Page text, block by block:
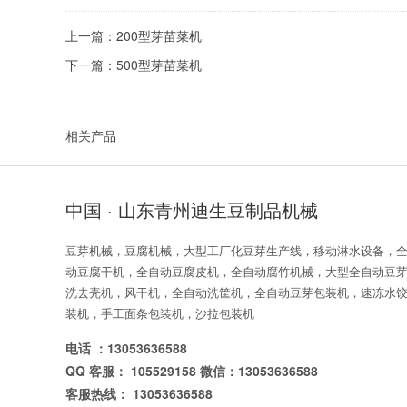
上一篇： 200型芽苗菜机
下一篇： 500型芽苗菜机
相关产品
中国 · 山东青州迪生豆制品机械
豆芽机械，豆腐机械，大型工厂化豆芽生产线，移动淋水设备，
动豆腐干机，全自动豆腐皮机，全自动腐竹机械，大型全自动豆
洗去壳机，风干机，全自动洗筐机，全自动豆芽包装机，速冻水
装机，手工面条包装机，沙拉包装机
电话 ：13053636588
QQ 客服： 105529158 微信：13053636588
客服热线： 13053636588